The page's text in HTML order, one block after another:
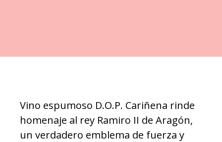
Vino espumoso D.O.P. Cariñena rinde
homenaje al rey Ramiro II de Aragón,
un verdadero emblema de fuerza y